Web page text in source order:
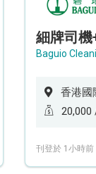
細牌司
Baguio
香港國
20,000
刊登於 1小時前